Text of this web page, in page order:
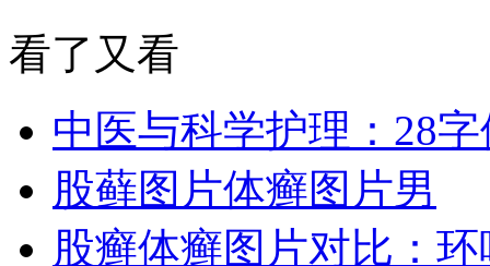
看了又看
中医与科学护理：28
股藓图片体癣图片男
股癣体癣图片对比：